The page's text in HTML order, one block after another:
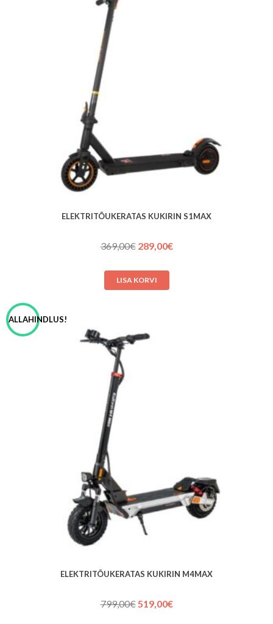
ELEKTRITÕUKERATAS KUKIRIN S1MAX
369,00€ Algne
oli:
369,00€.
289,00€Praegune
LISA KORVI
ALLAHINDLUS!
ELEKTRITÕUKERATAS KUKIRIN M4MAX
799,00€ Algne
519,00€Praegune